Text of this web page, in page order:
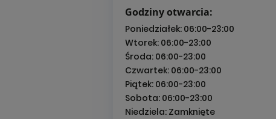
Godziny otwarcia:
Poniedziałek: 06:00-23:00
Wtorek: 06:00-23:00
Środa: 06:00-23:00
Czwartek: 06:00-23:00
Piątek: 06:00-23:00
Sobota: 06:00-23:00
Niedziela: Zamknięte